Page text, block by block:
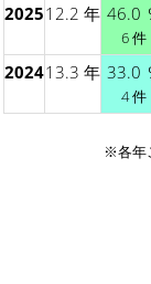
202512.2 年 46.0
6 件
202413.3 年 33.0
4 件
※各年